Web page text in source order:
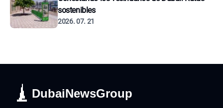
sostenibles
2026. 07. 21
DubaiNewsGroup